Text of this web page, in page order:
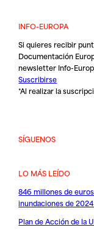
INFO-EUROPA
Si quieres recibir
Documentación
newsletter Info-
Suscribirse
*Al realizar la
SÍGUENOS
LO MÁS LEÍDO
846 millones de
inundaciones de
Plan de Acción de la